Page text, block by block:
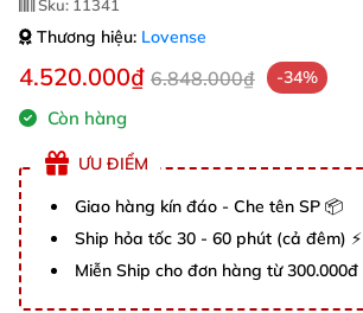
Sku: 11341
Thương hiệu: Lovense
4.520.000₫ 6.848.000₫ -34%
Còn hàng
ƯU ĐIỂM
Giao hàng kín đáo - Che tên SP 📦
Ship hỏa tốc 30 - 60 phút (cả đêm) ⚡
Miễn Ship cho đơn hàng từ 300.000đ